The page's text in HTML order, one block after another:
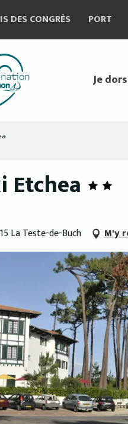
DES CONGRÈS PORT
Je dors
Etchea
La Teste-de-Buch M'y